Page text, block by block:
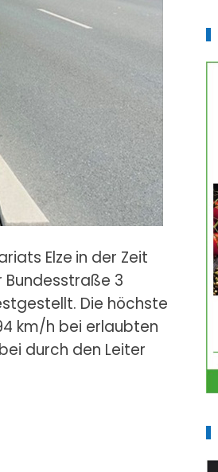
Elze in der Zeit
Bundesstraße 3
Die höchste
km/h bei erlaubten
durch den Leiter